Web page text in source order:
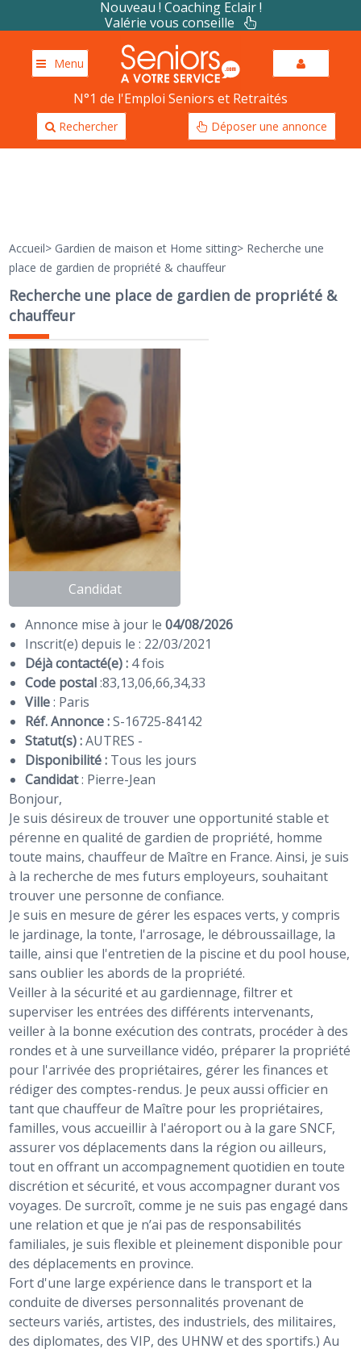
Nouveau ! Coaching Eclair !
Valérie vous conseille
Menu
N°1 de l'Emploi Seniors et Retraités
Rechercher Déposer une annonce
Accueil> Gardien de maison et Home sitting> Recherche une
place de gardien de propriété & chauffeur
Recherche une place de gardien de propriété &
chauffeur
Candidat
Annonce mise à jour le04/08/2026
Inscrit(e) depuis le : 22/03/2021
Déjà contacté(e) : 4 fois
Code postal:83,13,06,66,34,33
Ville: Paris
Réf. Annonce :S-16725-84142
Statut(s) :AUTRES -
Disponibilité : Tous les jours
Candidat: Pierre-Jean
Bonjour,
Je suis désireux de trouver une opportunité stable et
pérenne en qualité de gardien de propriété, homme
toute mains, chauffeur de Maître en France. Ainsi, je suis
à la recherche de mes futurs employeurs, souhaitant
trouver une personne de confiance.
Je suis en mesure de gérer les espaces verts, y compris
le jardinage, la tonte, l'arrosage, le débroussaillage, la
taille, ainsi que l'entretien de la piscine et du pool house,
sans oublier les abords de la propriété.
Veiller à la sécurité et au gardiennage, filtrer et
superviser les entrées des différents intervenants,
veiller à la bonne exécution des contrats, procéder à des
rondes et à une surveillance vidéo, préparer la propriété
pour l'arrivée des propriétaires, gérer les finances et
rédiger des comptes-rendus. Je peux aussi officier en
tant que chauffeur de Maître pour les propriétaires,
familles, vous accueillir à l'aéroport ou à la gare SNCF,
assurer vos déplacements dans la région ou ailleurs,
tout en offrant un accompagnement quotidien en toute
discrétion et sécurité, et vous accompagner durant vos
voyages. De surcroît, comme je ne suis pas engagé dans
une relation et que je n’ai pas de responsabilités
familiales, je suis flexible et pleinement disponible pour
des déplacements en province.
Fort d'une large expérience dans le transport et la
conduite de diverses personnalités provenant de
secteurs variés, artistes, des industriels, des militaires,
des diplomates, des VIP, des UHNW et des sportifs.) Au